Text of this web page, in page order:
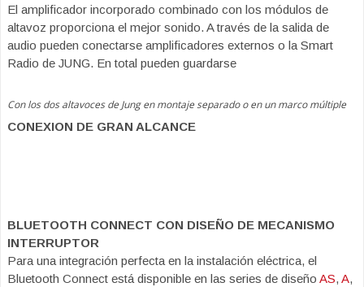
El amplificador incorporado combinado con los módulos de
altavoz proporciona el mejor sonido. A través de la salida de
audio pueden conectarse amplificadores externos o la Smart
Radio de JUNG. En total pueden guardarse
Con los dos altavoces de Jung en montaje separado o en un marco múltiple
CONEXION DE GRAN ALCANCE
BLUETOOTH CONNECT CON DISEÑO DE MECANISMO
INTERRUPTOR
Para una integración perfecta en la instalación eléctrica, el
Bluetooth Connect está disponible en las series de diseño AS, A,